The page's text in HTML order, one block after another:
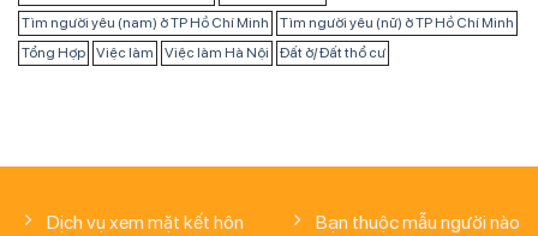
Tìm người yêu (nam) ở TP Hồ Chí Minh
Tìm người yêu (nữ) ở TP Hồ Chí Minh
Tổng Hợp
Việc làm Việc làm Hà Nội Đất ở/ Đất thổ cư
Dịch vụ xem mặt kết hôn Bạn thuộc mẫu người nào